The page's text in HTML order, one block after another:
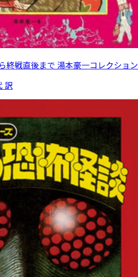
終戦直後まで 湯本豪一コレクション
訳